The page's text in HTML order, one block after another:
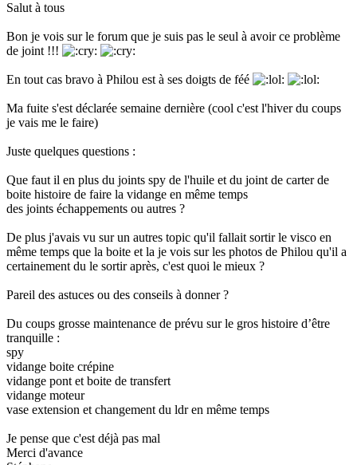
Salut à tous
Bon je vois sur le forum que je suis pas le seul à avoir ce problème
de joint !!!
En tout cas bravo à Philou est à ses doigts de féé
Ma fuite s'est déclarée semaine dernière (cool c'est l'hiver du coups
je vais me le faire)
Juste quelques questions :
Que faut il en plus du joints spy de l'huile et du joint de carter de
boite histoire de faire la vidange en même temps
des joints échappements ou autres ?
De plus j'avais vu sur un autres topic qu'il fallait sortir le visco en
même temps que la boite et la je vois sur les photos de Philou qu'il a
certainement du le sortir après, c'est quoi le mieux ?
Pareil des astuces ou des conseils à donner ?
Du coups grosse maintenance de prévu sur le gros histoire d’être
tranquille :
spy
vidange boite crépine
vidange pont et boite de transfert
vidange moteur
vase extension et changement du ldr en même temps
Je pense que c'est déjà pas mal
Merci d'avance